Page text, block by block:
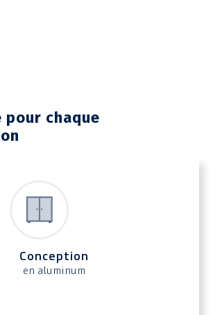
pour chaque
Conception
en aluminum